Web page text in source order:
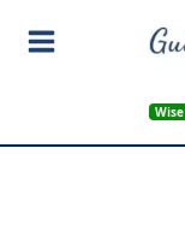
para
Wise